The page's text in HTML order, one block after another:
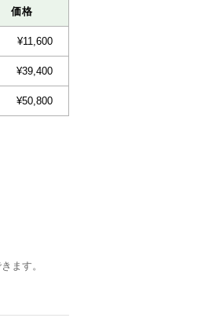
価格
¥11,600
¥39,400
¥50,800
ます。